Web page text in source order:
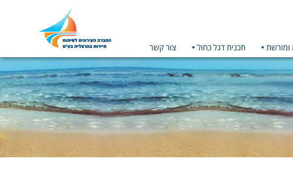
תמונה
כקישור
לעמוד
הבית
ומורשת תכנית דגל כחול צור קשר